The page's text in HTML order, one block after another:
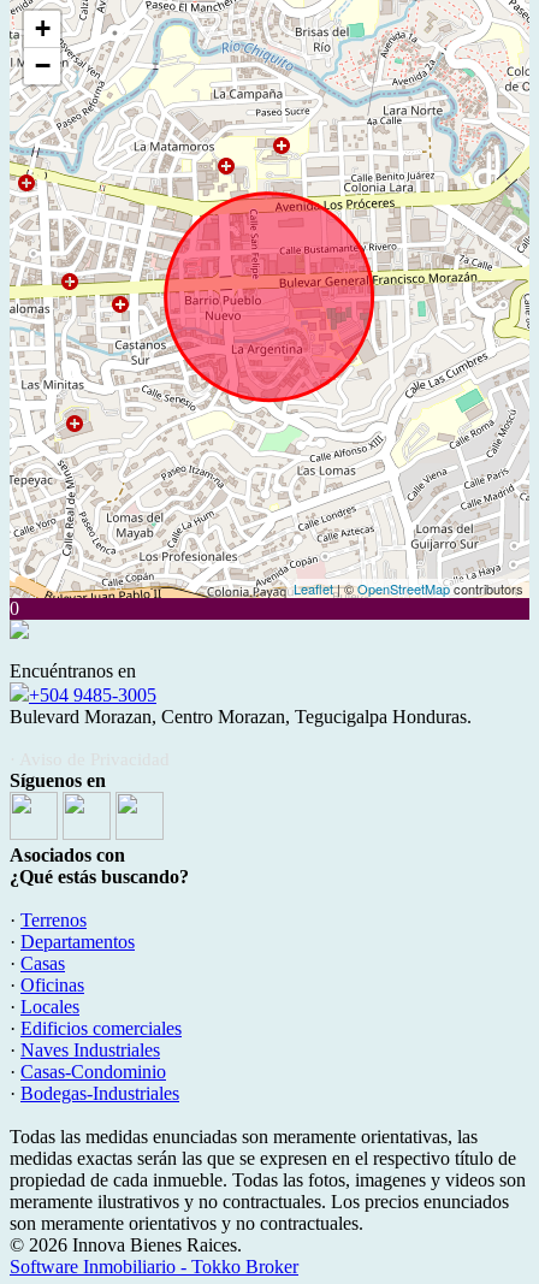
+
−
Leaflet| ©OpenStreetMapcontributors
0
Encuéntranos en
+504 9485-3005
Bulevard Morazan, Centro Morazan, Tegucigalpa Honduras.
Síguenos en
Asociados con
¿Qué estás buscando?
· Terrenos
· Departamentos
· Casas
· Oficinas
· Locales
· Edificios comerciales
· Naves Industriales
· Casas-Condominio
· Bodegas-Industriales
Todas las medidas enunciadas son meramente orientativas, las
medidas exactas serán las que se expresen en el respectivo título de
propiedad de cada inmueble. Todas las fotos, imagenes y videos son
meramente ilustrativos y no contractuales. Los precios enunciados
son meramente orientativos y no contractuales.
© 2026 Innova Bienes Raices.
Software Inmobiliario - Tokko Broker